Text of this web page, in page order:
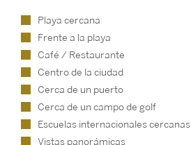
Playa cercana
Frente a la playa
Café / Restaurante
Centro de la ciudad
Cerca de un puerto
Cerca de un campo de golf
Escuelas internacionales cercanas
Vistas panorámicas